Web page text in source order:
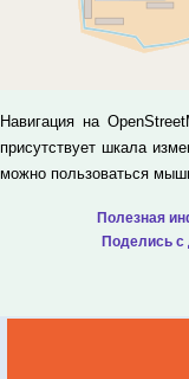
Навигация на
присутствует шкала
можно пользоваться
Полезная
Поделись с